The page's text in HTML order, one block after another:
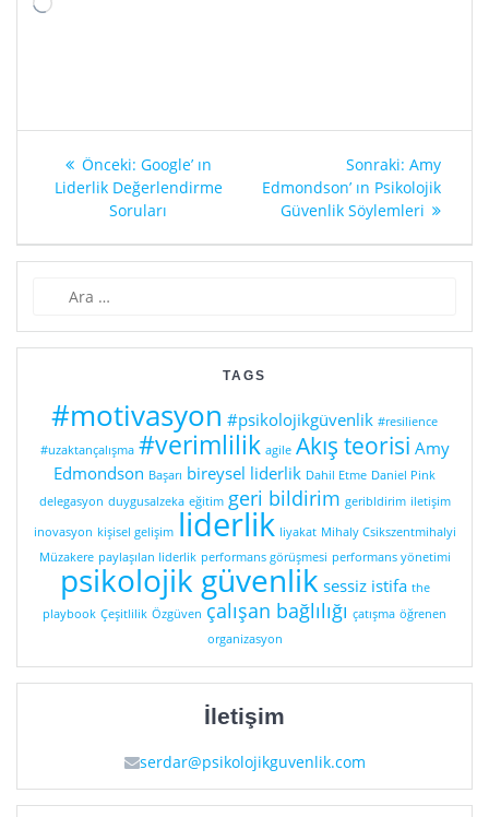
Yazı
gezinmesi
Önceki: Önceki
yazı:
Google’ ın
Liderlik Değerlendirme
Soruları
Sonraki: Sonraki
yazı:
Amy
Edmondson’ ın Psikolojik
Güvenlik Söylemleri
TAGS
#motivasyon #psikolojikgüvenlik #resilience
#uzaktançalışma #verimlilik agile Akış teorisi Amy
Edmondson Başarı bireysel liderlik Dahil Etme Daniel Pink
delegasyon duygusalzeka eğitim geri bildirim geribldirim iletişim
inovasyon kişisel gelişim liderlik liyakat Mihaly Csikszentmihalyi
Müzakere paylaşılan liderlik performans görüşmesi performans yönetimi
psikolojik güvenlik sessiz istifa the
playbook Çeşitlilik Özgüven çalışan bağlılığı çatışma öğrenen
organizasyon
İletişim
serdar@psikolojikguvenlik.com